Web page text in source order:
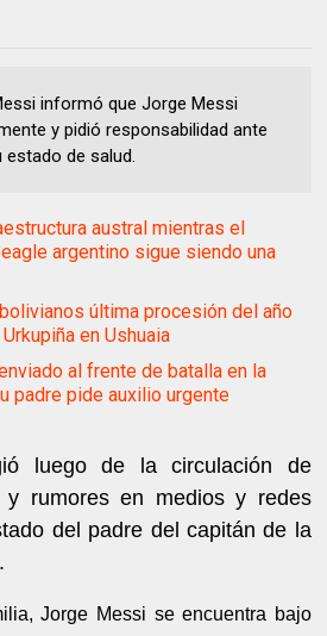
informó que Jorge Messi
y pidió responsabilidad ante
de salud.
austral mientras el
argentino sigue siendo una
última procesión del año
en Ushuaia
al frente de batalla en la
padre pide auxilio urgente
luego de la circulación de
y rumores en medios y redes
del padre del capitán de la
Jorge Messi se encuentra bajo